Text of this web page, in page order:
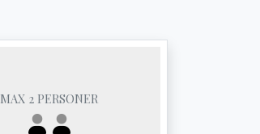
MAX 2 PERSONER